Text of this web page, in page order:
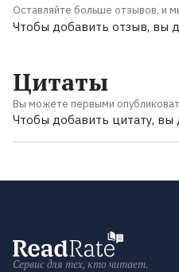
Оставляйте больше отзывов, и
Чтобы добавить отзыв, вы
Цитаты
Вы можете первыми
Чтобы добавить цитату,
Сервис для тех, кто читает.